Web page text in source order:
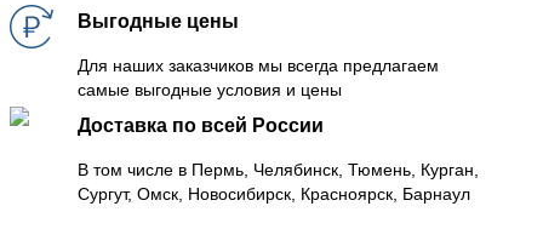
Выгодные цены
Для наших заказчиков мы всегда предлагаем
самые выгодные условия и цены
Доставка по всей России
В том числе в Пермь, Челябинск, Тюмень, Курган,
Сургут, Омск, Новосибирск, Красноярск, Барнаул